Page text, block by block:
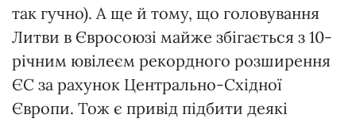
так гучно). А ще й тому, що головування
Литви в Євросоюзі майже збігається з 10-
річним ювілеєм рекордного розширення
ЄС за рахунок Центрально-Східної
Європи. Тож є привід підбити деякі